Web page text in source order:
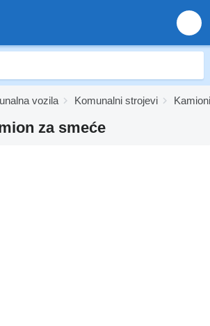
vozila Komunalni strojevi
za smeće